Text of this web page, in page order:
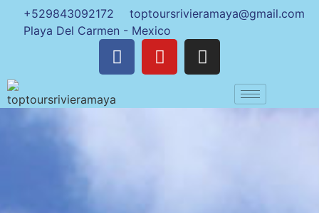
+529843092172
toptoursrivieramaya@gmail.com
Playa Del Carmen - Mexico